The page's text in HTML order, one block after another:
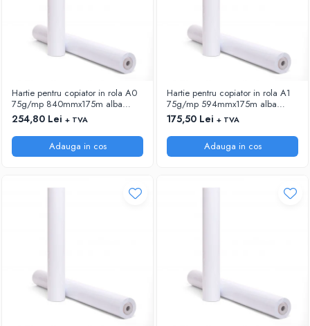
Hartie pentru copiator in rola A0
75g/mp 840mmx175m alba
Xerox
254,80 Lei + TVA
Adauga in cos
Hartie pentru copiator in rola A1
75g/mp 594mmx175m alba
Xerox
175,50 Lei + TVA
Adauga in cos